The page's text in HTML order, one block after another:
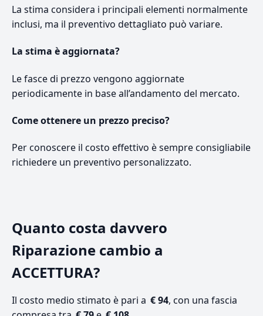
La stima considera i principali elementi normalmente
inclusi, ma il preventivo dettagliato può variare.
La stima è aggiornata?
Le fasce di prezzo vengono aggiornate
periodicamente in base all’andamento del mercato.
Come ottenere un prezzo preciso?
Per conoscere il costo effettivo è sempre consigliabile
richiedere un preventivo personalizzato.
Quanto costa davvero
Riparazione cambio a
ACCETTURA?
Il costo medio stimato è pari a € 94, con una fascia